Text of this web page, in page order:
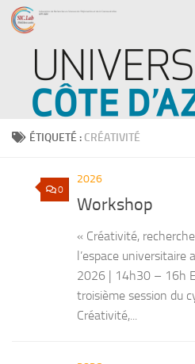
Skip to content
ÉTIQUETÉ : CRÉATIVITÉ
0
2026
Workshop
« Créativité,
l’espace
2026 | 14h30 – 16h
troisième session du
Créativité,...